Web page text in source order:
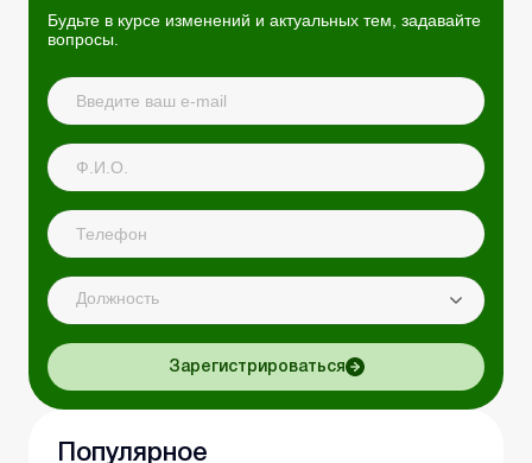
Будьте в курсе изменений и актуальных тем, задавайте
вопросы.
Должность
Зарегистрироваться
Популярное